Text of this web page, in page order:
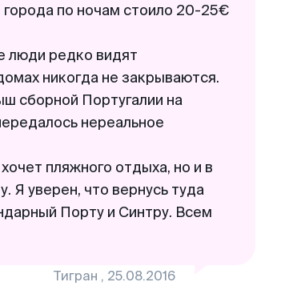
города по ночам стоило 20-25€
люди редко видят
никогда не закрываются.
сборной Португалии на
нереальное
пляжного отдыха, но и в
Я уверен, что вернусь туда
Порту и Синтру. Всем
Тигран , 25.08.2016